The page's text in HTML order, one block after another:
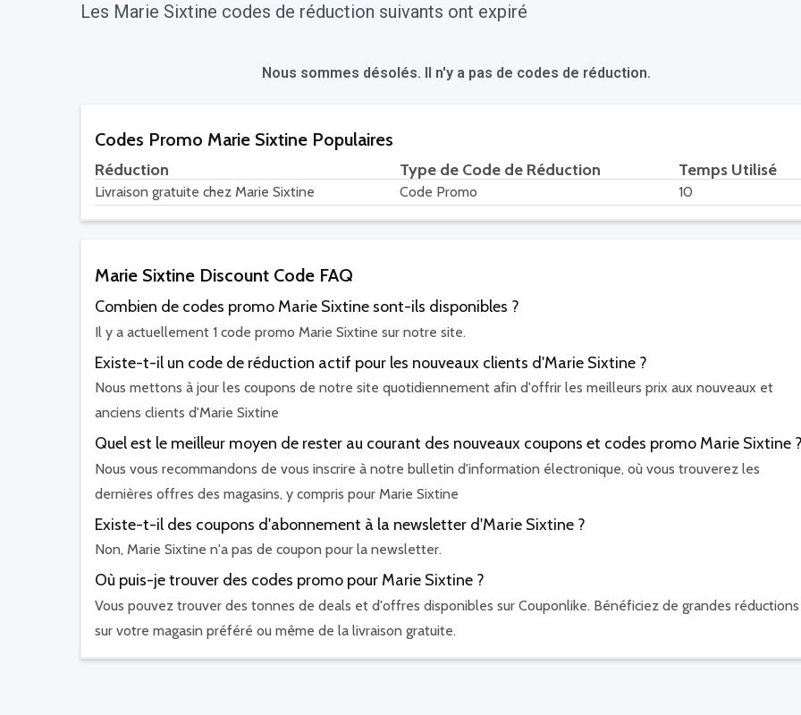
Les Marie Sixtine codes de réduction suivants ont expiré
Nous sommes désolés. Il n'y a pas de codes de réduction.
Codes Promo Marie Sixtine Populaires
Réduction Type de Code de Réduction Temps Utilisé
Livraison gratuite chez Marie Sixtine Code Promo 10
Marie Sixtine Discount Code FAQ
Combien de codes promo Marie Sixtine sont-ils disponibles ?
Il y a actuellement 1 code promo Marie Sixtine sur notre site.
Existe-t-il un code de réduction actif pour les nouveaux clients d'Marie Sixtine ?
Nous mettons à jour les coupons de notre site quotidiennement afin d'offrir les meilleurs prix aux nouveaux et
anciens clients d'Marie Sixtine
Quel est le meilleur moyen de rester au courant des nouveaux coupons et codes promo Marie Sixtine
Nous vous recommandons de vous inscrire à notre bulletin d'information électronique, où vous trouverez les
dernières offres des magasins, y compris pour Marie Sixtine
Existe-t-il des coupons d'abonnement à la newsletter d'Marie Sixtine ?
Non, Marie Sixtine n'a pas de coupon pour la newsletter.
Où puis-je trouver des codes promo pour Marie Sixtine ?
Vous pouvez trouver des tonnes de deals et d'offres disponibles sur Couponlike. Bénéficiez de grandes réductions
sur votre magasin préféré ou même de la livraison gratuite.